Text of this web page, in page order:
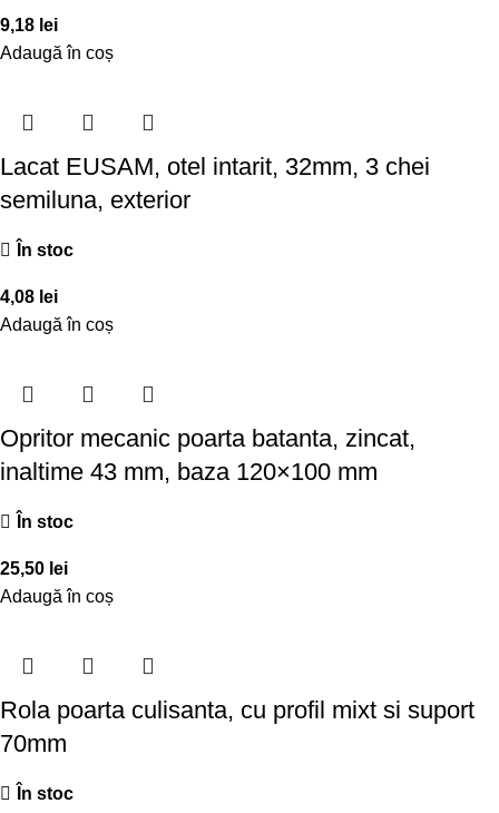
9,18 lei
Adaugă în coș
Lacat EUSAM, otel intarit, 32mm, 3 chei
semiluna, exterior
În stoc
4,08 lei
Adaugă în coș
Opritor mecanic poarta batanta, zincat,
inaltime 43 mm, baza 120×100 mm
În stoc
25,50 lei
Adaugă în coș
Rola poarta culisanta, cu profil mixt si suport
70mm
În stoc